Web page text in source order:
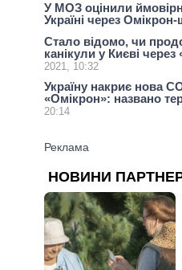
У МОЗ оцінили
Україні через
Стало відомо, чи
канікули у Києві
2021, 10:32
Україну накриє нова
«Омікрон»: названо
20:14